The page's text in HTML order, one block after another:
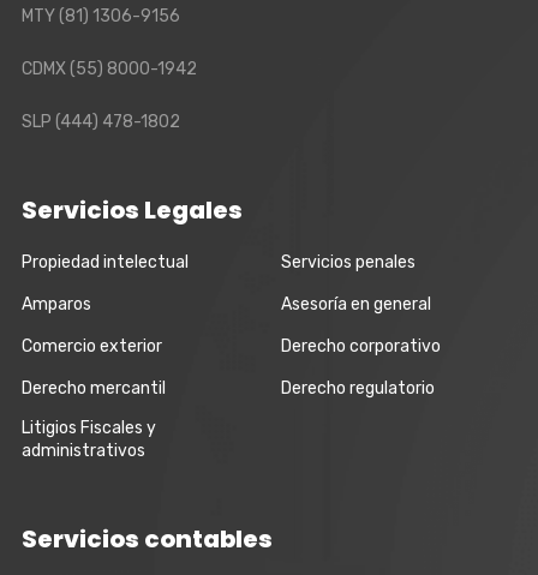
MTY(81) 1306-9156
CDMX(55) 8000-1942
SLP (444) 478-1802
Servicios Legales
Propiedad intelectual Servicios penales
Amparos Asesoría en general
Comercio exterior Derecho corporativo
Derecho mercantil
Derecho regulatorio
Litigios Fiscales y
administrativos
Servicios contables